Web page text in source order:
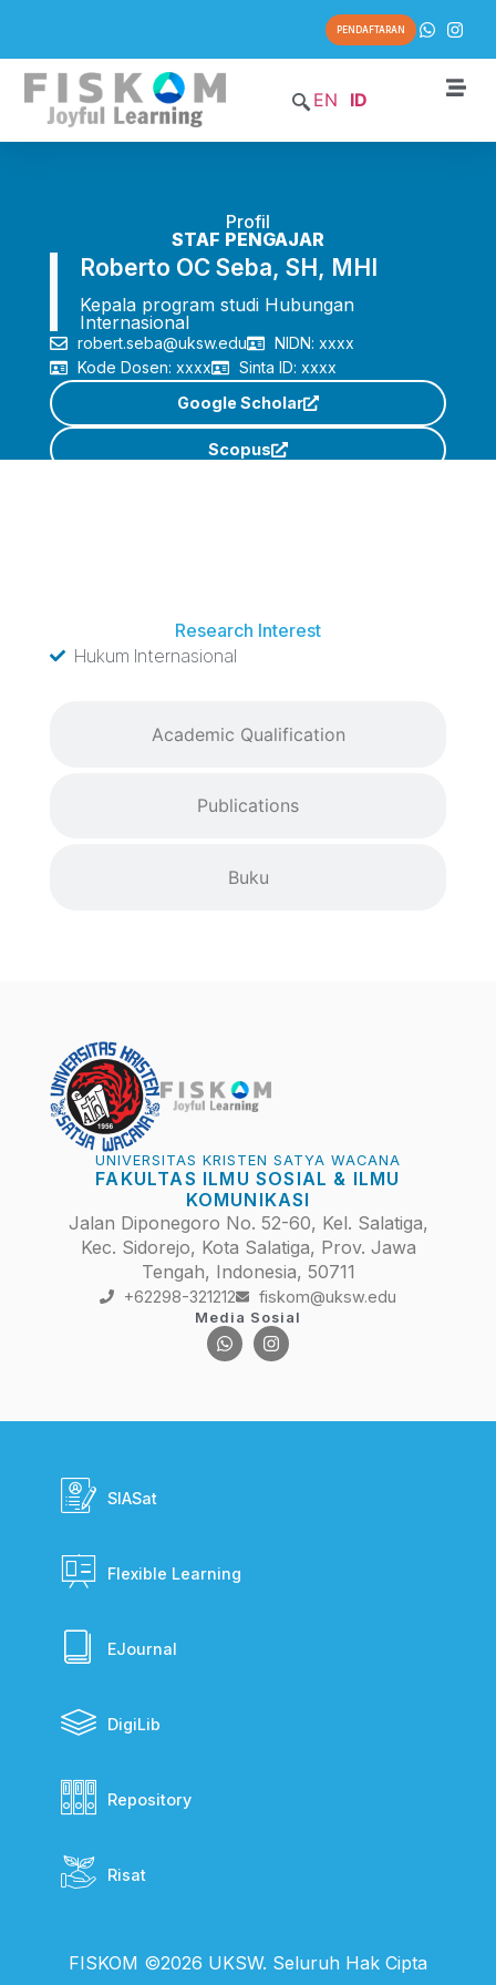
PENDAFTARAN
EN ID
Profil
STAF PENGAJAR
Roberto OC Seba, SH, MHI
Kepala program studi Hubungan
Internasional
robert.seba@uksw.edu
NIDN: xxxx
Kode Dosen: xxxx
Sinta ID: xxxx
Google Scholar
Scopus
Academic Qualification
Publications
Buku
Research Interest
Hukum Internasional
UNIVERSITAS KRISTEN SATYA WACANA
FAKULTAS ILMU SOSIAL & ILMU
KOMUNIKASI
Jalan Diponegoro No. 52-60, Kel. Salatiga,
Kec. Sidorejo, Kota Salatiga, Prov. Jawa
Tengah, Indonesia, 50711
+62298-321212 fiskom@uksw.edu
Media Sosial
SIASat
Flexible Learning
EJournal
DigiLib
Repository
Risat
FISKOM ©2026 UKSW. Seluruh Hak Cipta